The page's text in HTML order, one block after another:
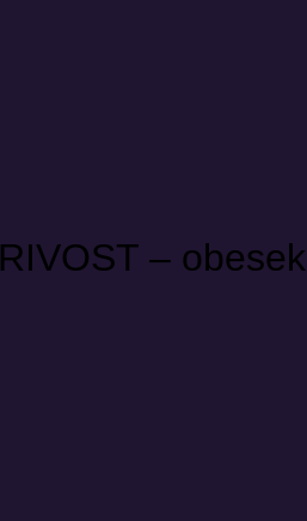
– obesek